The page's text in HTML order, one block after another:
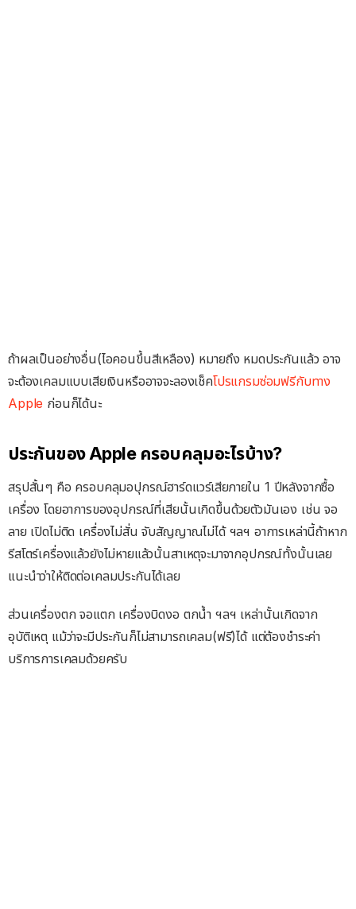
ถ้าผลเป็นอย่างอื่น(ไอคอนขึ้นสีเหลือง) หมายถึง หมดประกันแล้ว อาจ
จะต้องเคลมแบบเสียเงินหรืออาจจะลองเช็คโปรแกรมซ่อมฟรีกับทาง
Apple ก่อนก็ได้นะ
ประกันของ Apple ครอบคลุมอะไรบ้าง?
สรุปสั้นๆ คือ ครอบคลุมอปุกรณ์ฮาร์ดแวร์เสียภายใน 1 ปีหลังจากซื้อ
เครื่อง โดยอาการของอุปกรณ์ที่เสียนั้นเกิดขึ้นด้วยตัวมันเอง เช่น จอ
ลาย เปิดไม่ติด เครื่องไม่สั่น จับสัญญาณไม่ได้ ฯลฯ อาการเหล่านี้ถ้าหาก
รีสโตร์เครื่องแล้วยังไม่หายแล้วนั้นสาเหตุจะมาจากอุปกรณ์ทั้งนั้นเลย
แนะนำว่าให้ติดต่อเคลมประกันได้เลย
ส่วนเครื่องตก จอแตก เครื่องบิดงอ ตกน้ำ ฯลฯ เหล่านั้นเกิดจาก
อุบัติเหตุ แม้ว่าจะมีประกันก็ไม่สามารถเคลม(ฟรี)ได้ แต่ต้องชำระค่า
บริการการเคลมด้วยครับ